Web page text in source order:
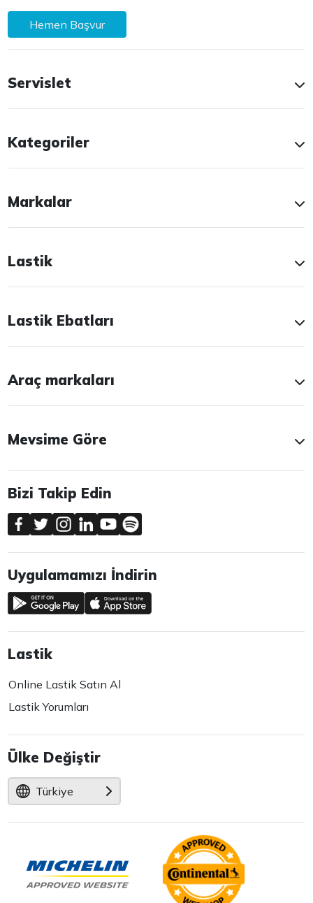
Hemen Başvur
Servislet
Kategoriler
Markalar
Lastik
Lastik Ebatları
Araç markaları
Mevsime Göre
Bizi Takip Edin
Uygulamamızı İndirin
Lastik
Online Lastik Satın Al
Lastik Yorumları
Ülke Değiştir
Türkiye